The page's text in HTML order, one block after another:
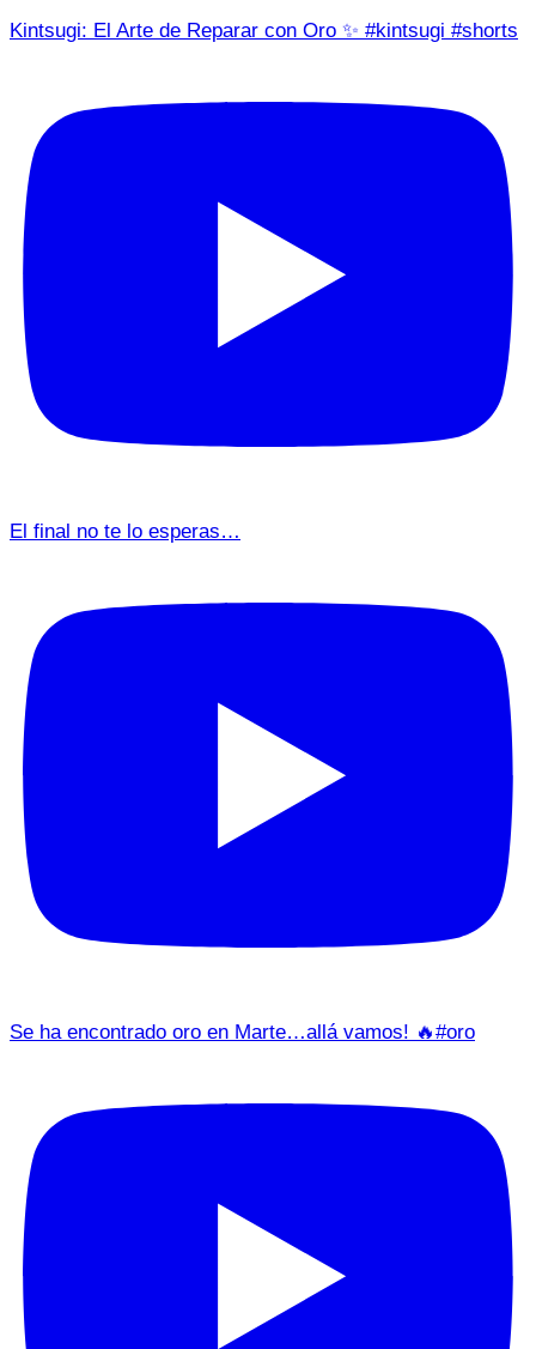
Kintsugi: El Arte de Reparar con Oro ✨ #kintsugi #shorts
El final no te lo esperas…
Se ha encontrado oro en Marte…allá vamos! 🔥#oro